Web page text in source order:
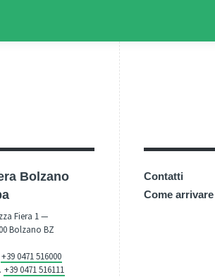
Bolzano
Fiera 1 —
Bolzano BZ
+39 0471 516000
+39 0471 516111
Contatti
Come arrivare